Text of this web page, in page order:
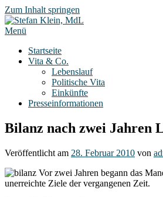
Zum Inhalt springen
Menü
Startseite
Vita & Co.
Lebenslauf
Politische Vita
Einkünfte
Presseinformationen
Bilanz nach zwei Jahren
Veröffentlicht am 28. Februar 2010 von
Vor zwei Jahren begann das
unerreichte Ziele der vergangenen Zeit.